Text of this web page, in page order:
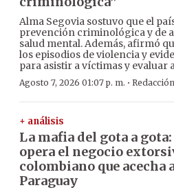
Alma Segovia sostuvo que el
prevención criminológica y de
salud mental. Además, afirmó
los episodios de violencia y
para asistir a víctimas y evaluar
Agosto 7, 2026 01:07 p. m. ·
+ análisis
La mafia del gota a
opera el negocio
colombiano que acecha
Paraguay